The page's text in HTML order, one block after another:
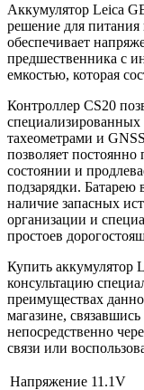
Аккумулятор Leica
решение для питания
обеспечивает
предшественника с
емкостью, которая
Контроллер CS20
тахеометрами и
позволяет
состоянии и
подзарядки. Батарею
наличие запасных
организации и
простоев
Купить аккумулятор
консультацию
преимуществах
магазине,
непосредственно
связи или
Напряжение 11.1V